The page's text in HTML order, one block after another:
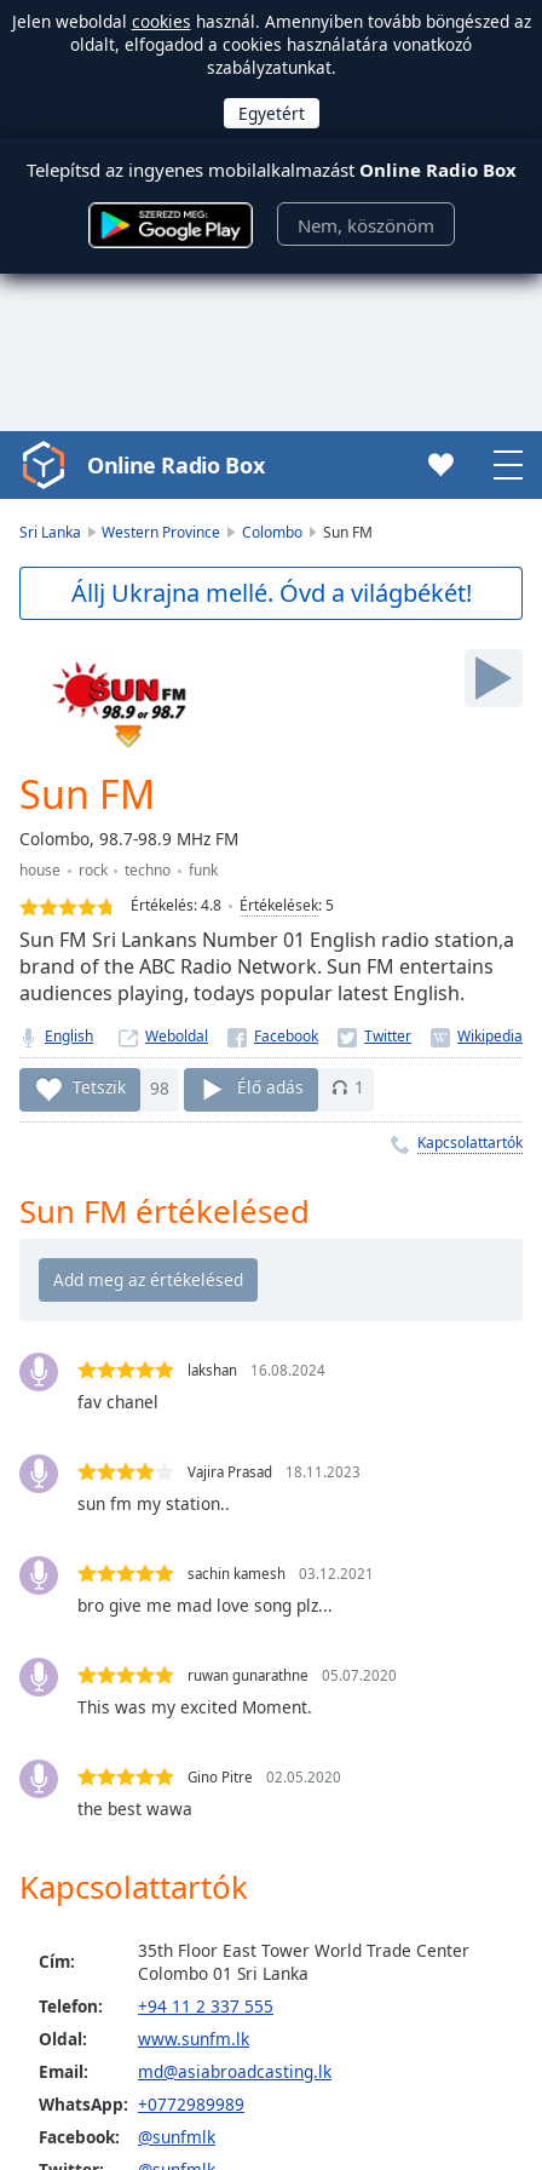
Jelen weboldal cookies használ. Amennyiben tovább böngészed az
oldalt, elfogadod a cookies használatára vonatkozó
szabályzatunkat.
Telepítsd az ingyenes mobilalkalmazást Online Radio Box
Nem, köszönöm
Video
Player
Backward
Current
Time0:00
-:-
Loaded :
0.00%
Stream
TypeLIVE
Seek to
currently
behind
liveLIVE
Remaining
Time-
Playback
Chapters
Descriptions
off
selected
subtitles
settings,
subtitles
settings
dialog
off
selected
Picture-
Fullscreen
modal
window.
Online Radio Box
Sri Lanka Western Province Colombo Sun FM
Állj Ukrajna mellé. Óvd a világbékét!
Sun FM
Colombo, 98.7-98.9 MHz FM
house rock techno
funk
Értékelés:4.8 Értékelések:5
Sun FM Sri Lankans Number 01 English radio station,a
brand of the ABC Radio Network. Sun FM entertains
audiences playing, todays popular latest English.
English Weboldal
Tetszik 98 Élő adás 1
Kapcsolattartók
Sun FM értékelésed
lakshan 16.08.2024
fav chanel
Vajira Prasad 18.11.2023
sun fm my station..
sachin kamesh 03.12.2021
bro give me mad love song plz...
ruwan gunarathne 05.07.2020
This was my excited Moment.
Gino Pitre 02.05.2020
the best wawa
Kapcsolattartók
Cím:
35th Floor East Tower World Trade Center
Colombo 01 Sri Lanka
Telefon:
+94 11 2 337 555
Oldal:
www.sunfm.lk
Email:
md@asiabroadcasting.lk
WhatsApp: +0772989989
Facebook:
@sunfmlk